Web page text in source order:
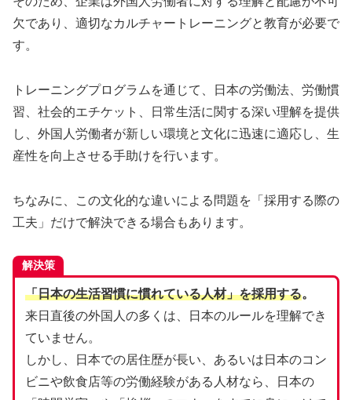
欠であり、適切なカルチャートレーニングと教育が必要で
す。
トレーニングプログラムを通じて、日本の労働法、労働慣
習、社会的エチケット、日常生活に関する深い理解を提供
し、外国人労働者が新しい環境と文化に迅速に適応し、生
産性を向上させる手助けを行います。
ちなみに、この文化的な違いによる問題を「採用する際の
工夫」だけで解決できる場合もあります。
解決策
「日本の生活習慣に慣れている人材」を採用する。
来日直後の外国人の多くは、日本のルールを理解でき
ていません。
しかし、日本での居住歴が長い、あるいは日本のコン
ビニや飲食店等の労働経験がある人材なら、日本の